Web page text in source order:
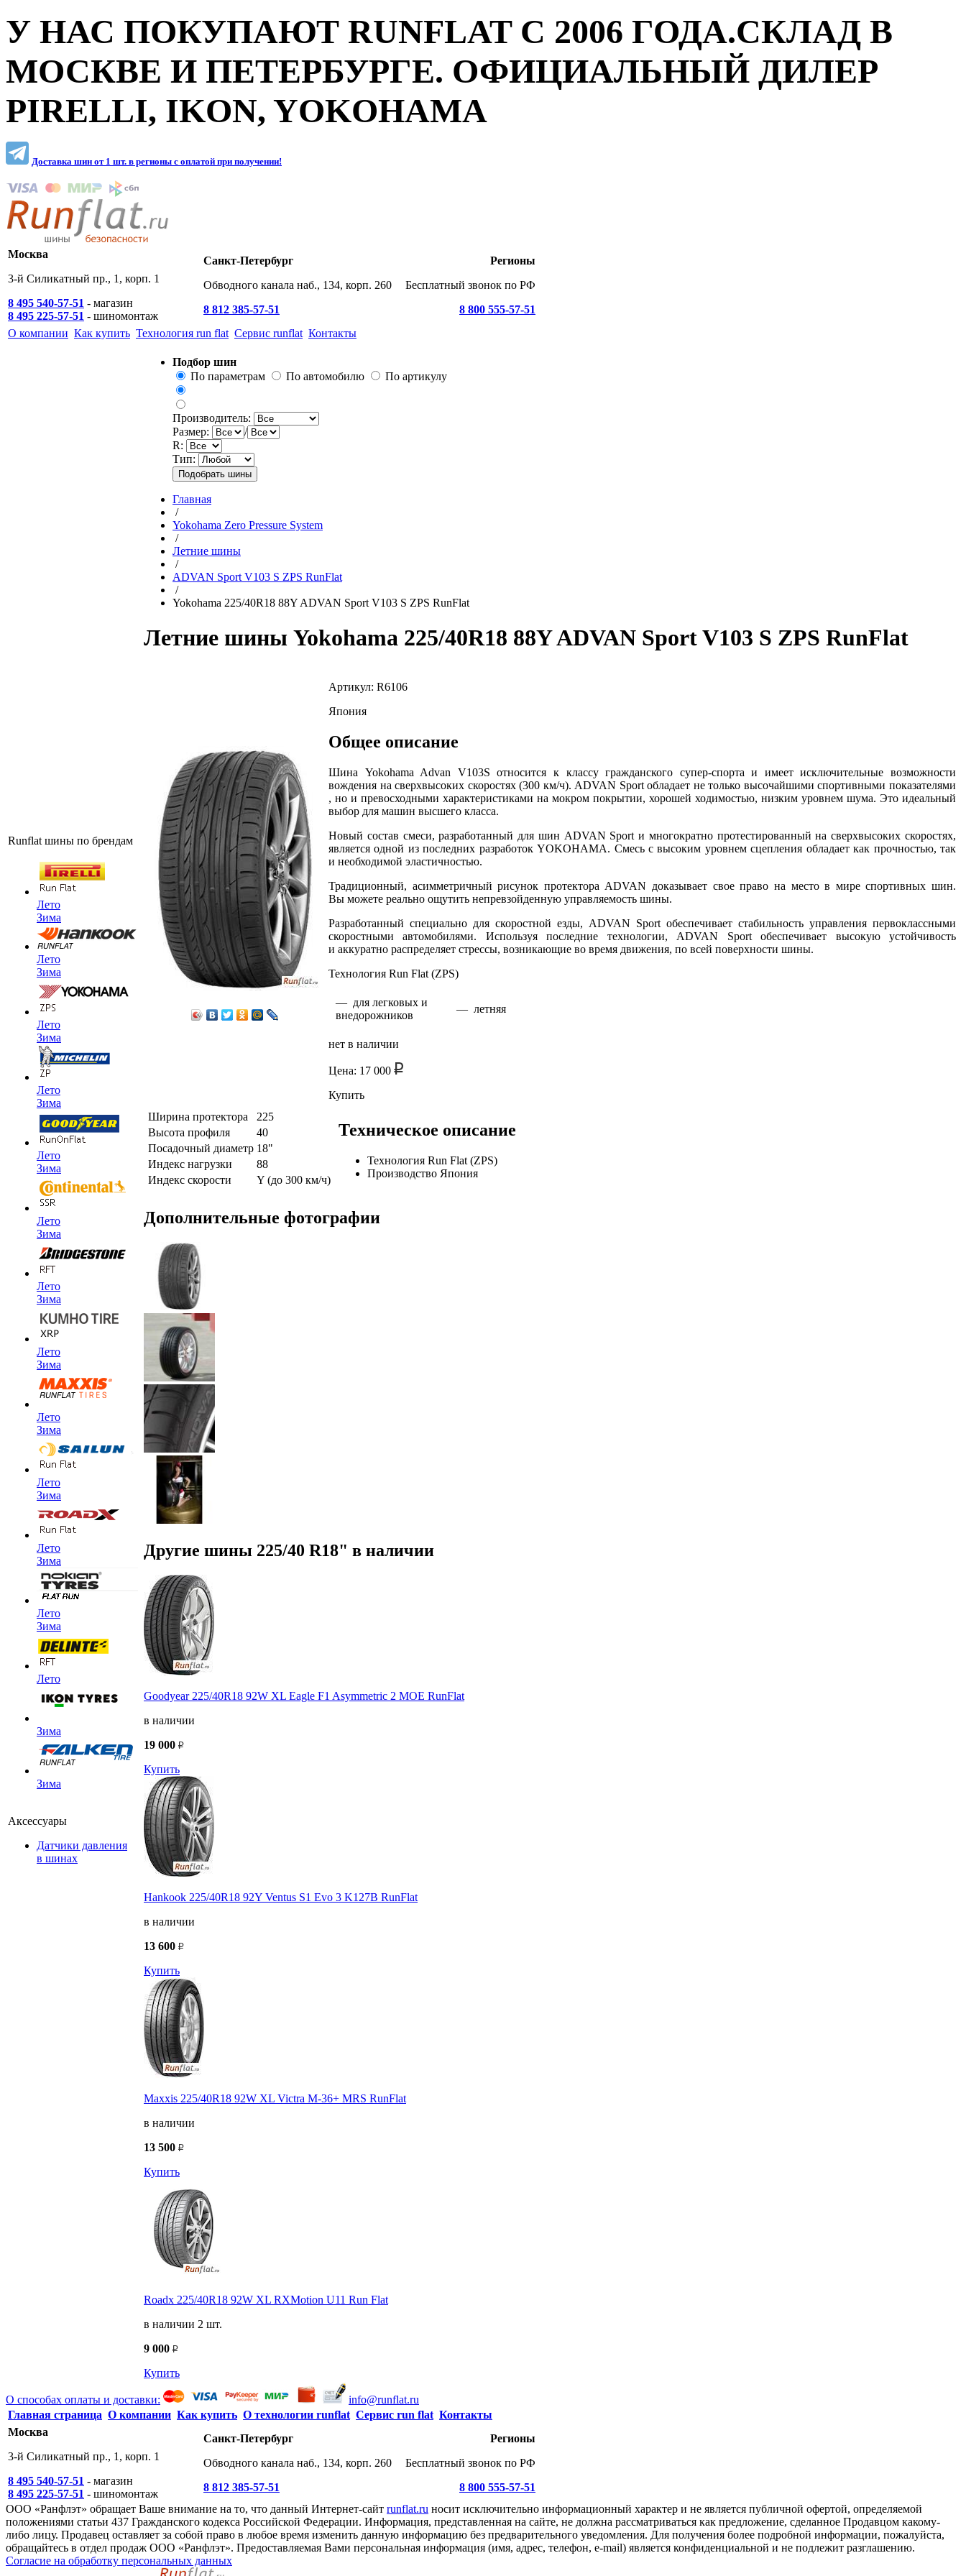
У НАС ПОКУПАЮТ RUNFLAT С 2006 ГОДА.СКЛАД В
МОСКВЕ И ПЕТЕРБУРГЕ. ОФИЦИАЛЬНЫЙ ДИЛЕР
PIRELLI, IKON, YOKOHAMA
Доставка шин от 1 шт. в регионы c оплатой при получении!
Москва
3-й Силикатный пр., 1, корп. 1
8 495 540-57-51 - магазин
8 495 225-57-51 - шиномонтаж
Санкт-Петербург
Обводного канала наб., 134, корп. 260
8 812 385-57-51
Регионы
Бесплатный звонок по РФ
8 800 555-57-51
О компании Как купить Технология run flat Сервис runflat Контакты
Runflat шины по брендам
Лето
Зима
Лето
Зима
Лето
Зима
Лето
Зима
Лето
Зима
Лето
Зима
Лето
Зима
Лето
Зима
Лето
Зима
Лето
Зима
Лето
Зима
Лето
Зима
Лето
Зима
Зима
Аксессуары
Датчики давления
в шинах
Подбор шин
По параметрам
По автомобилю По артикулу
Производитель:
Размер:
/
R:
Тип:
Главная
/
Yokohama Zero Pressure System
/
Летние шины
/
ADVAN Sport V103 S ZPS RunFlat
/
Yokohama 225/40R18 88Y ADVAN Sport V103 S ZPS RunFlat
Летние шины Yokohama 225/40R18 88Y ADVAN Sport V103 S ZPS RunFlat
Артикул: R6106
Япония
Общее описание
Шина Yokohama Advan V103S относится к классу гражданского супер-спорта и имеет исключительные возможности
вождения на сверхвысоких скоростях (300 км/ч). ADVAN Sport обладает не только высочайшими спортивными показателями
, но и превосходными характеристиками на мокром покрытии, хорошей ходимостью, низким уровнем шума. Это идеальный
выбор для машин высшего класса.
Новый состав смеси, разработанный для шин ADVAN Sport и многократно протестированный на сверхвысоких скоростях,
является одной из последних разработок YOKOHAMA. Смесь с высоким уровнем сцепления обладает как прочностью, так
и необходимой эластичностью.
Традиционный, асимметричный рисунок протектора ADVAN доказывает свое право на место в мире спортивных шин.
Вы можете реально ощутить непревзойденную управляемость шины.
Разработанный специально для скоростной езды, ADVAN Sport обеспечивает стабильность управления первоклассными
скоростными автомобилями. Используя последние технологии, ADVAN Sport обеспечивает высокую устойчивость
и аккуратно распределяет стрессы, возникающие во время движения, по всей поверхности шины.
Технология Run Flat (ZPS)
— для легковых и
внедорожников
— летняя
нет в наличии
Цена: 17 000
Купить
Ширина протектора
225
Высота профиля
40
Посадочный диаметр 18"
Индекс нагрузки
88
Индекс скорости
Y (до 300 км/ч)
Техническое описание
Технология Run Flat (ZPS)
Производство Япония
Дополнительные фотографии
Другие шины 225/40 R18" в наличии
Goodyear 225/40R18 92W XL Eagle F1 Asymmetric 2 MOE RunFlat
в наличии
19 000
Купить
Hankook 225/40R18 92Y Ventus S1 Evo 3 K127B RunFlat
в наличии
13 600
Купить
Maxxis 225/40R18 92W XL Victra M-36+ MRS RunFlat
в наличии
13 500
Купить
Roadx 225/40R18 92W XL RXMotion U11 Run Flat
в наличии 2 шт.
9 000
Купить
О способах оплаты и доставки:
info@runflat.ru
Главная страница О компании Как купить О технологии runflat Сервис run flat Контакты
Москва
3-й Силикатный пр., 1, корп. 1
8 495 540-57-51 - магазин
8 495 225-57-51 - шиномонтаж
Санкт-Петербург
Обводного канала наб., 134, корп. 260
8 812 385-57-51
Регионы
Бесплатный звонок по РФ
8 800 555-57-51
ООО «Ранфлэт» обращает Ваше внимание на то, что данный Интернет-сайт runflat.ru носит исключительно информационный характер и не является публичной офертой, определяемой
положениями статьи 437 Гражданского кодекса Российской Федерации. Информация, представленная на сайте, не должна рассматриваться как предложение, сделанное Продавцом какому-
либо лицу. Продавец оставляет за собой право в любое время изменить данную информацию без предварительного уведомления. Для получения более подробной информации, пожалуйста,
обращайтесь в отдел продаж ООО «Ранфлэт». Предоставляемая Вами персональная информация (имя, адрес, телефон, e-mail) является конфиденциальной и не подлежит разглашению.
Согласие на обработку персональных данных